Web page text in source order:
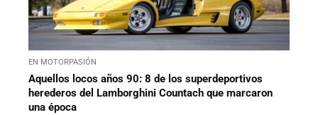
EN MOTORPASIÓN
Aquellos locos años 90: 8 de los superdeportivos
herederos del Lamborghini Countach que marcaron
una época